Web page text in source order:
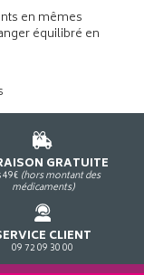
en mêmes
équilibré en
GRATUITE
49€ (hors montant des
médicaments)
CLIENT
09 72 09 30 00